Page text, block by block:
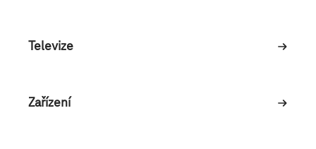
Televize
Zařízení